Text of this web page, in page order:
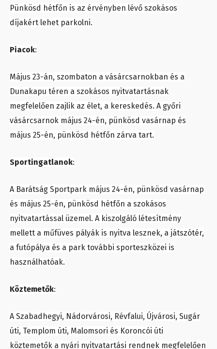
Pünkösd hétfőn is az érvényben lévő szokásos
díjakért lehet parkolni.
Piacok:
Május 23-án, szombaton a vásárcsarnokban és a
Dunakapu téren a szokásos nyitvatartásnak
megfelelően zajlik az élet, a kereskedés. A győri
vásárcsarnok május 24-én, pünkösd vasárnap és
május 25-én, pünkösd hétfőn zárva tart.
Sportingatlanok:
A Barátság Sportpark május 24-én, pünkösd vasárnap
és május 25-én, pünkösd hétfőn a szokásos
nyitvatartással üzemel. A kiszolgáló létesítmény
mellett a műfüves pályák is nyitva lesznek, a játszótér,
a futópálya és a park további sporteszközei is
használhatóak.
Köztemetők:
A Szabadhegyi, Nádorvárosi, Révfalui, Újvárosi, Sugár
úti, Templom úti, Malomsori és Koroncói úti
köztemetők a nyári nyitvatartási rendnek megfelelően